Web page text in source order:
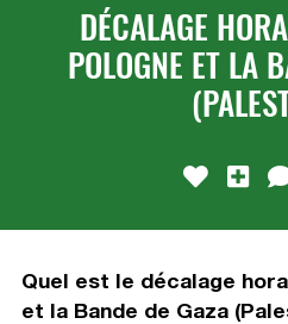
DÉCALAGE
POLOGNE ET LA
Quel est le décalage
et la Bande de Gaza